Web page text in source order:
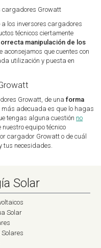
cargadores Growatt
a los inversores cargadores
técnicos ciertamente
manipulación de los
aconsejamos que cuentes con
utilización y puesta en
Growatt, de unaforma
más adecuada es que lo hagas
tengas alguna cuestión no
nuestro equipo técnico
cargador Growatt o de cuál
tus necesidades.
Solar
Solar
Solares